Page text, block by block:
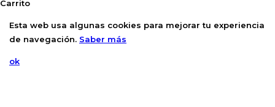
Carrito
Esta web usa algunas cookies para mejorar tu experiencia
de navegación. Saber más
ok